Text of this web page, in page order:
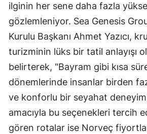
ilginin her sene daha fazla
gözlemleniyor. Sea Genesis
Kurulu Başkanı Ahmet Yazıcı,
turizminin lüks bir tatil anlayışı
belirterek, "Bayram gibi kısa
dönemlerinde insanlar birden
ve konforlu bir seyahat
amacıyla bu seçenekleri tercih
gören rotalar ise Norveç